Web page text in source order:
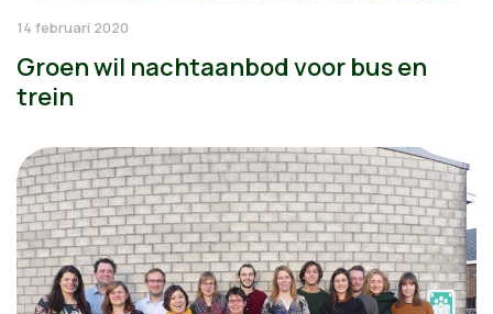
14 februari 2020
Groen wil nachtaanbod voor bus en
trein